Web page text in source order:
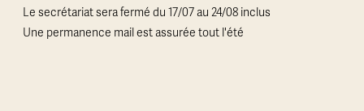
Le secrétariat sera fermé du 17/07 au 24/08 inclus
Une permanence mail est assurée tout l'été